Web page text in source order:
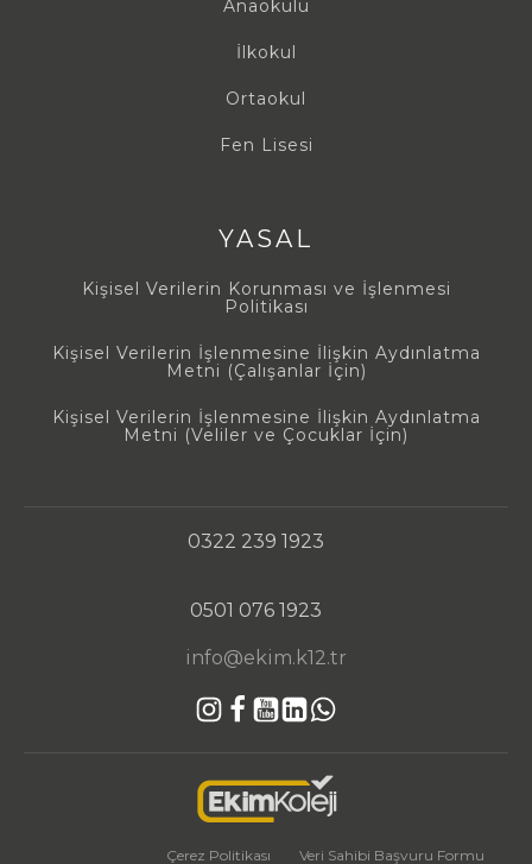
Anaokulu
İlkokul
Ortaokul
Fen Lisesi
YASAL
Kişisel Verilerin Korunması ve İşlenmesi
Politikası
Kişisel Verilerin İşlenmesine İlişkin Aydınlatma
Metni (Çalışanlar İçin)
Kişisel Verilerin İşlenmesine İlişkin Aydınlatma
Metni (Veliler ve Çocuklar İçin)
0322 239 1923
0501 076 1923
info@ekim.k12.tr
Çerez Politikası Veri Sahibi Başvuru Formu